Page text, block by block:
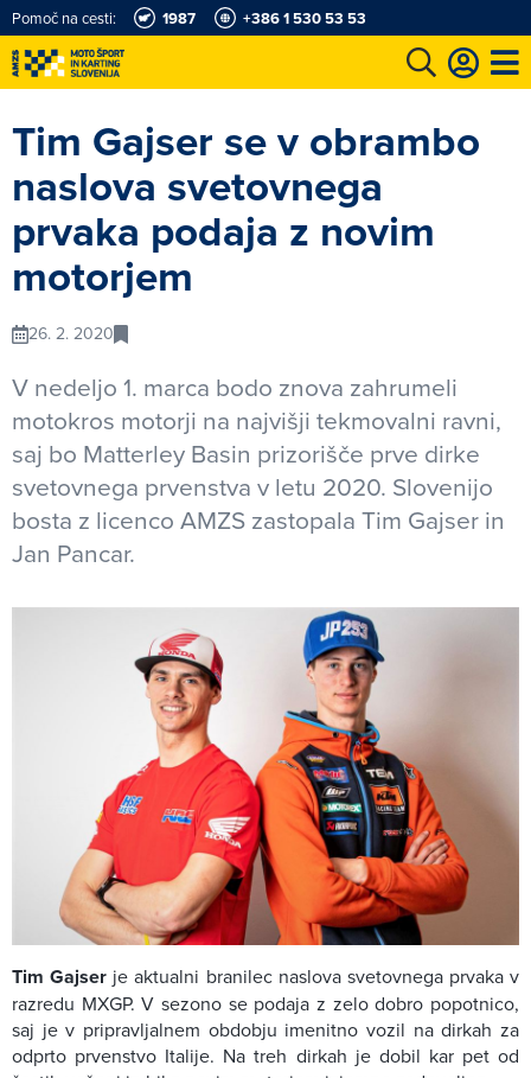
Pomoč na cesti: 1987 +386 1 530 53 53
Tim Gajser se v obrambo
naslova svetovnega
prvaka podaja z novim
motorjem
26. 2. 2020
V nedeljo 1. marca bodo znova zahrumeli
motokros motorji na najvišji tekmovalni ravni,
saj bo Matterley Basin prizorišče prve dirke
svetovnega prvenstva v letu 2020. Slovenijo
bosta z licenco AMZS zastopala Tim Gajser in
Jan Pancar.
Tim Gajser je aktualni branilec naslova svetovnega prvaka v
razredu MXGP. V sezono se podaja z zelo dobro popotnico,
saj je v pripravljalnem obdobju imenitno vozil na dirkah za
odprto prvenstvo Italije. Na treh dirkah je dobil kar pet od